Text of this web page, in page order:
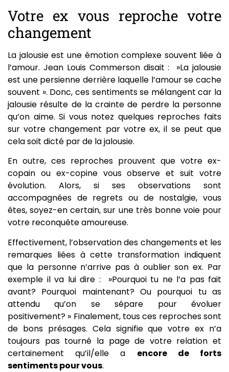
Votre ex vous reproche votre
changement
La jalousie est une émotion complexe souvent liée à
l’amour. Jean Louis Commerson disait : »La jalousie
est une persienne derrière laquelle l’amour se cache
souvent ». Donc, ces sentiments se mélangent car la
jalousie résulte de la crainte de perdre la personne
qu’on aime. Si vous notez quelques reproches faits
sur votre changement par votre ex, il se peut que
cela soit dicté par de la jalousie.
En outre, ces reproches prouvent que votre ex-
copain ou ex-copine vous observe et suit votre
évolution. Alors, si ses observations sont
accompagnées de regrets ou de nostalgie, vous
êtes, soyez-en certain, sur une très bonne voie pour
votre reconquête amoureuse.
Effectivement, l’observation des changements et les
remarques liées à cette transformation indiquent
que la personne n’arrive pas à oublier son ex. Par
exemple il va lui dire : »Pourquoi tu ne l’a pas fait
avant? Pourquoi maintenant? Ou pourquoi tu as
attendu qu’on se sépare pour évoluer
positivement? » Finalement, tous ces reproches sont
de bons présages. Cela signifie que votre ex n’a
toujours pas tourné la page de votre relation et
certainement qu’il/elle a encore de forts
sentiments pour vous.